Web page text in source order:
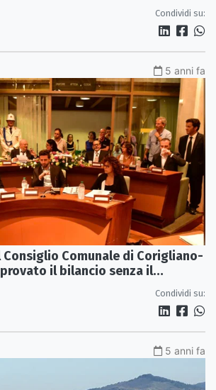
Condividi su:
5 anni fa
Comunale di Corigliano-
il bilancio senza il
Condividi su:
5 anni fa